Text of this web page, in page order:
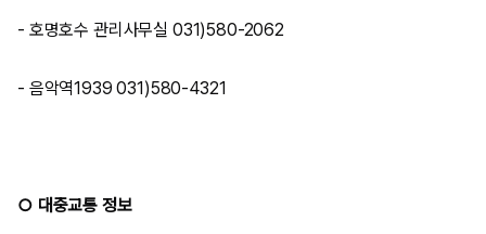
- 호명호수 관리사무실 031)580-2062
- 음악역1939 031)580-4321
○ 대중교통 정보